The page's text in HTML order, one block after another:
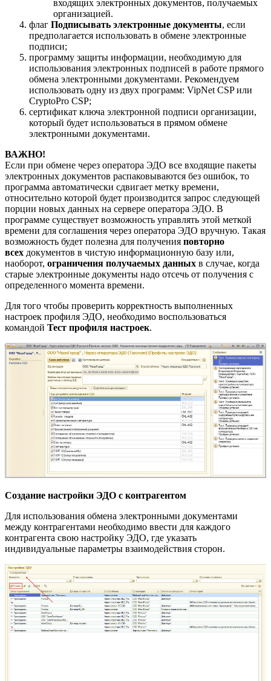
входящих электронных документов, получаемых
организацией.
флаг Подписывать электронные документы, если
предполагается использовать в обмене электронные
подписи;
программу защиты информации, необходимую для
использования электронных подписей в работе прямого
обмена электронными документами. Рекомендуем
использовать одну из двух программ: VipNet CSP или
CryptoPro CSP;
сертификат ключа электронной подписи организации,
который будет использоваться в прямом обмене
электронными документами.
ВАЖНО!
Если при обмене через оператора ЭДО все входящие пакеты
электронных документов распаковываются без ошибок, то
программа автоматически сдвигает метку времени,
относительно которой будет производится запрос следующей
порции новых данных на сервере оператора ЭДО. В
программе существует возможность управлять этой меткой
времени для соглашения через оператора ЭДО вручную. Такая
возможность будет полезна для получения повторно
всех документов в чистую информационную базу или,
наоборот, ограничения получаемых данных в случае, когда
старые электронные документы надо отсечь от получения с
определенного момента времени.
Для того чтобы проверить корректность выполненных
настроек профиля ЭДО, необходимо воспользоваться
командой Тест профиля настроек.
Создание настройки ЭДО с контрагентом
Для использования обмена электронными документами
между контрагентами необходимо ввести для каждого
контрагента свою настройку ЭДО, где указать
индивидуальные параметры взаимодействия сторон.